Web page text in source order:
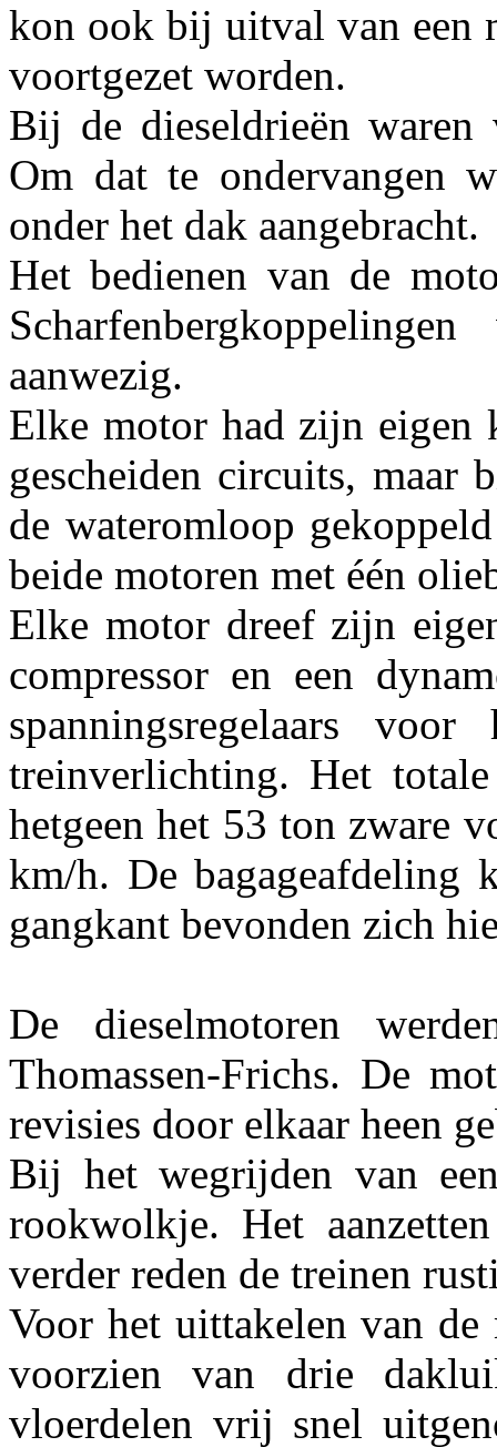
kon ook bij uitval van een
voortgezet worden.
Bij de dieseldrieën waren
Om dat te ondervangen
onder het dak aangebracht.
Het bedienen van de
aanwezig.
Elke motor had zijn eigen
gescheiden circuits,
de wateromloop
beide motoren met één
Elke motor dreef zijn
compressor en een
spanningsregelaars
treinverlichting. Het
hetgeen het 53 ton zware
km/h. De bagageafdeling
gangkant bevonden zich
De dieselmotoren
Thomassen-Frichs. De
revisies door elkaar heen
Bij het wegrijden van
rookwolkje. Het
verder reden de treinen
Voor het uittakelen van de
voorzien van drie
vloerdelen vrij snel